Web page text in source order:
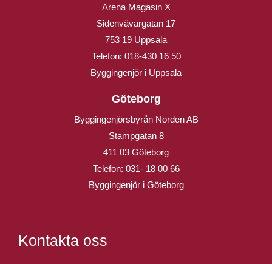
Arena Magasin X
Sidenvävargatan 17
753 19 Uppsala
Telefon: 018-430 16 50
Byggingenjör i Uppsala
Göteborg
Byggingenjörsbyrån Norden AB
Stampgatan 8
411 03 Göteborg
Telefon: 031- 18 00 66
Byggingenjör i Göteborg
Kontakta oss